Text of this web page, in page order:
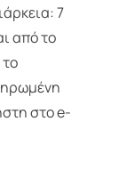
7
από το
στο e-